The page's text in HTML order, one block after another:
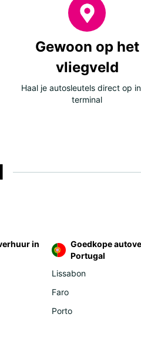
Gewoon op het
vliegveld
Haal je autosleutels direct op
terminal
in
Goedkope
Portugal
Lissabon
Faro
Porto